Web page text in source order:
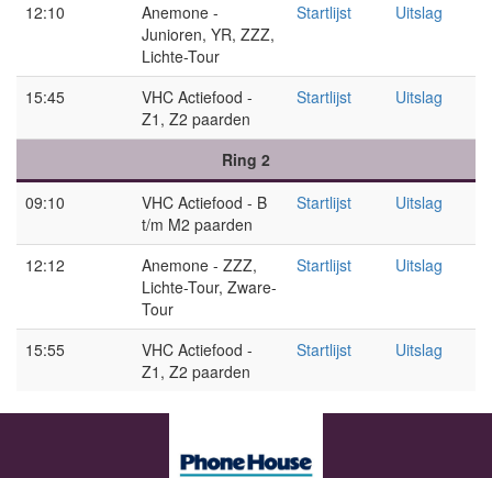
12:10
Anemone -
Junioren, YR, ZZZ,
Lichte-Tour
Startlijst Uitslag
15:45
VHC Actiefood -
Z1, Z2 paarden
Startlijst Uitslag
Ring 2
09:10
VHC Actiefood - B
t/m M2 paarden
Startlijst Uitslag
12:12
Anemone - ZZZ,
Lichte-Tour, Zware-
Tour
Startlijst Uitslag
15:55
VHC Actiefood -
Z1, Z2 paarden
Startlijst Uitslag